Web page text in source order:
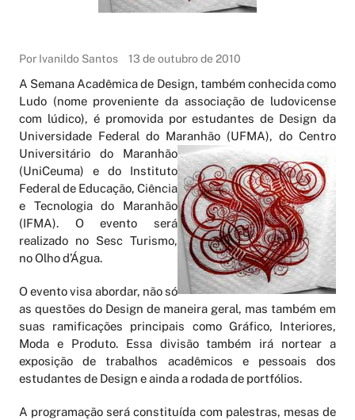
Por Ivanildo Santos 13 de outubro de 2010
A Semana Acadêmica de Design, também conhecida como
Ludo (nome proveniente da associação de ludovicense
com lúdico), é promovida por estudantes de Design da
Universidade Federal do Maranhão (UFMA), do Centro
Universitário do Maranhão
(UniCeuma) e do Instituto
Federal de Educação, Ciência
e Tecnologia do Maranhão
(IFMA). O evento será
realizado no Sesc Turismo,
no Olho d’Água.
O evento visa abordar, não só
as questões do Design de maneira geral, mas também em
suas ramificações principais como Gráfico, Interiores,
Moda e Produto. Essa divisão também irá nortear a
exposição de trabalhos acadêmicos e pessoais dos
estudantes de Design e ainda a rodada de portfólios.
A programação será constituída com palestras, mesas de